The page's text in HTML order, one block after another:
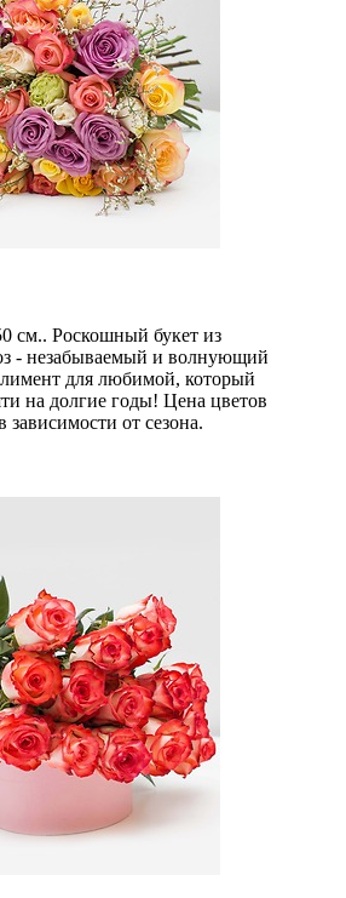
см.. Роскошный букет из
- незабываемый и волнующий
для любимой, который
на долгие годы! Цена цветов
зависимости от сезона.